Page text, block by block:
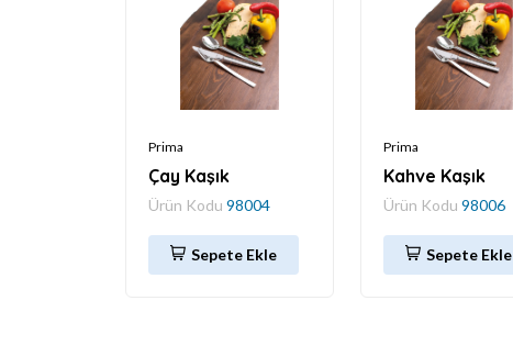
Prima
Çay Kaşık
Ürün Kodu 98004
Sepete Ekle
Prima
Kahve Kaşık
Ürün Kodu 98006
Sepete Ekle